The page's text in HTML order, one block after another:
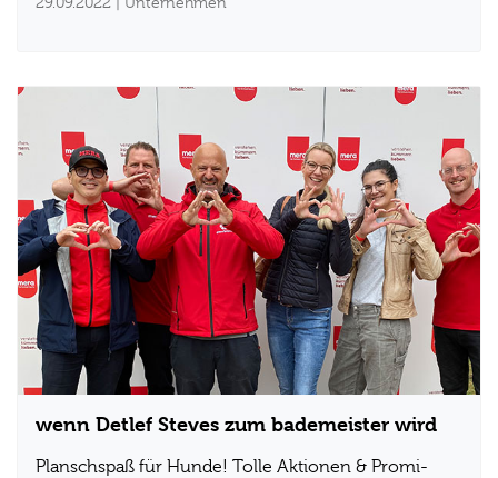
wenn Detlef Steves zum bademeister wird
Planschspaß für Hunde! Tolle Aktionen & Promi-